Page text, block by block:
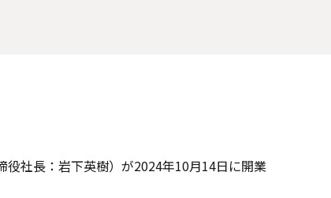
社長：岩下英樹）が2024年10月14日に開業